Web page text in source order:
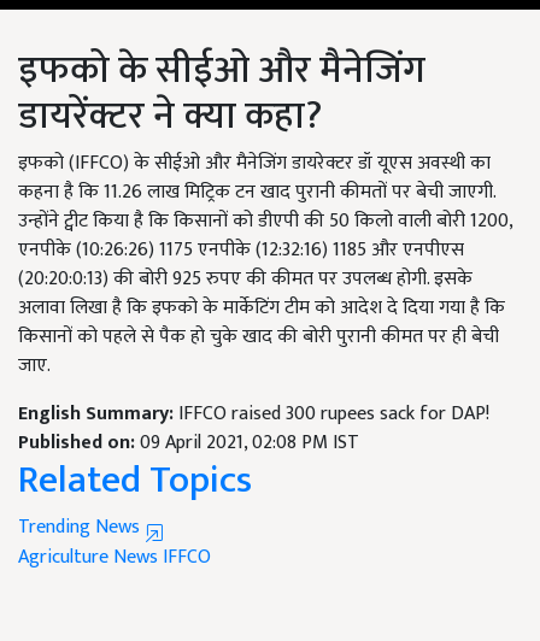
इफको के सीईओ और मैनेजिंग
डायरेंक्टर ने क्या कहा?
इफको (IFFCO) के सीईओ और मैनेजिंग डायरेक्टर डॉ यूएस अवस्थी का
कहना है कि 11.26 लाख मिट्रिक टन खाद पुरानी कीमतों पर बेची जाएगी.
उन्होंने ट्वीट किया है कि किसानों को डीएपी की 50 किलो वाली बोरी 1200,
एनपीके (10:26:26) 1175 एनपीके (12:32:16) 1185 और एनपीएस
(20:20:0:13) की बोरी 925 रुपए की कीमत पर उपलब्ध होगी. इसके
अलावा लिखा है कि इफको के मार्केटिंग टीम को आदेश दे दिया गया है कि
किसानों को पहले से पैक हो चुके खाद की बोरी पुरानी कीमत पर ही बेची
जाए.
English Summary:IFFCO raised 300 rupees sack for DAP!
Published on:09 April 2021, 02:08 PM IST
Related Topics
Trending News
Agriculture News IFFCO